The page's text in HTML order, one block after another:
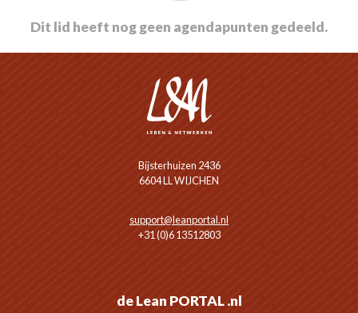
Dit lid heeft nog geen agendapunten gedeeld.
Bijsterhuizen 2436
6604 LL WIJCHEN
support@leanportal.nl
+31 (0)6 13512803
de Lean PORTAL .nl